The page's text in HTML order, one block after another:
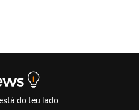
do teu lado